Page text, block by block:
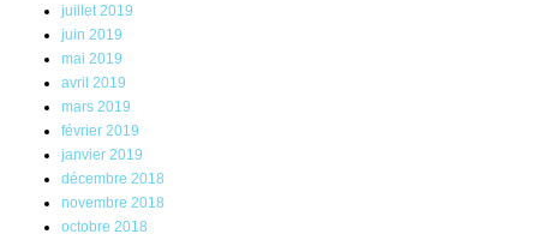
juillet 2019
juin 2019
mai 2019
avril 2019
mars 2019
février 2019
janvier 2019
décembre 2018
novembre 2018
octobre 2018